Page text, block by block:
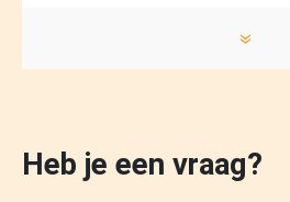
»
Heb je een vraag?